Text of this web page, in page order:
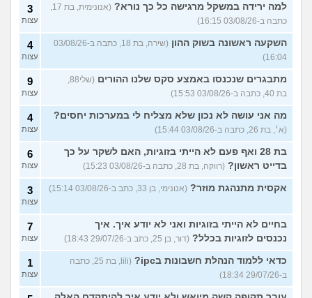
למה ירידה במשקל מרגישה כל כך נורא?
כתבה ב-03/08/26 16:15)
3
עצות
השקעה ראשונה בשוק ההון
(שירה, בת 18, כתבה ב-03/08/26
16:04)
4
עצות
מתבגרים שנכנסו באמצע סקס שלנו ההורים
בת 40, כתבה ב-03/08/26 15:53)
9
עצות
מה אני עושה לא נכון שלא מצליח לי במערכות יחסים?
(א׳, בת 26, כתבה ב-03/08/26 15:44)
4
עצות
בת 28 ואף פעם לא הייתי בזוגיות, האם לשקר על כך
בדייט ראשון? (רווקה, בת 28, כתבה ב-03/08/26 15:23)
6
עצות
אקסית מתנהגת מוזר? (אנונימי, בן 33, כתב ב-03/08/26 15:14) 3
עצות
בחיים לא הייתי בזוגיות ואני לא יודע איך. איך
נכנסים לזוגיות בכלל? (דור, בן 25, כתב ב-29/07/26 18:43)
7
עצות
כדאי ללמוד הנהלת חשבונות בipc?
(lili, בת 25, כתבה
ב-29/07/26 18:34)
1
עצות